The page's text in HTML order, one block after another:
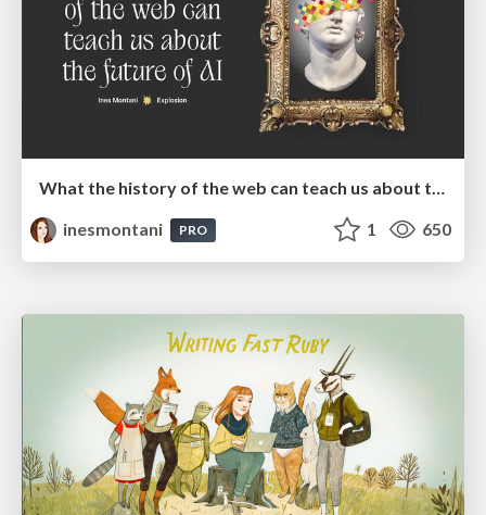
What the history of the web can teach us about the future of AI
inesmontani
PRO 1 650